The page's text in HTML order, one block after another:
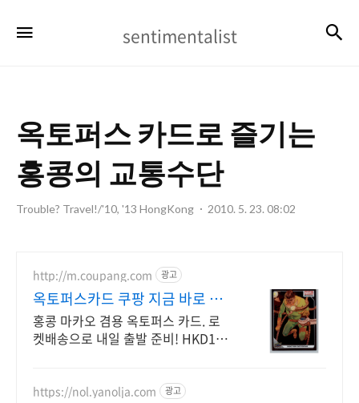
sentimentalist
옥토퍼스 카드로 즐기는
홍콩의 교통수단
Trouble? Travel!/'10, '13 HongKong 2010. 5. 23. 08:02
http://m.coupang.com 광고
옥토퍼스카드 쿠팡 지금 바로 확
인하세요
홍콩 마카오 겸용 옥토퍼스 카드. 로
켓배송으로 내일 출발 준비! HKD128
https://nol.yanolja.com 광고